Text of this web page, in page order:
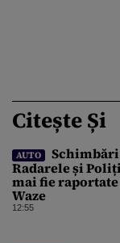
Citește Și
AUTO
Radarele și
mai fie
Waze
12:55